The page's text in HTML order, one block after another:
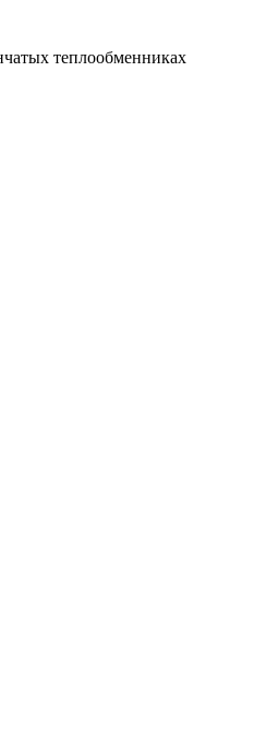
теплообменниках